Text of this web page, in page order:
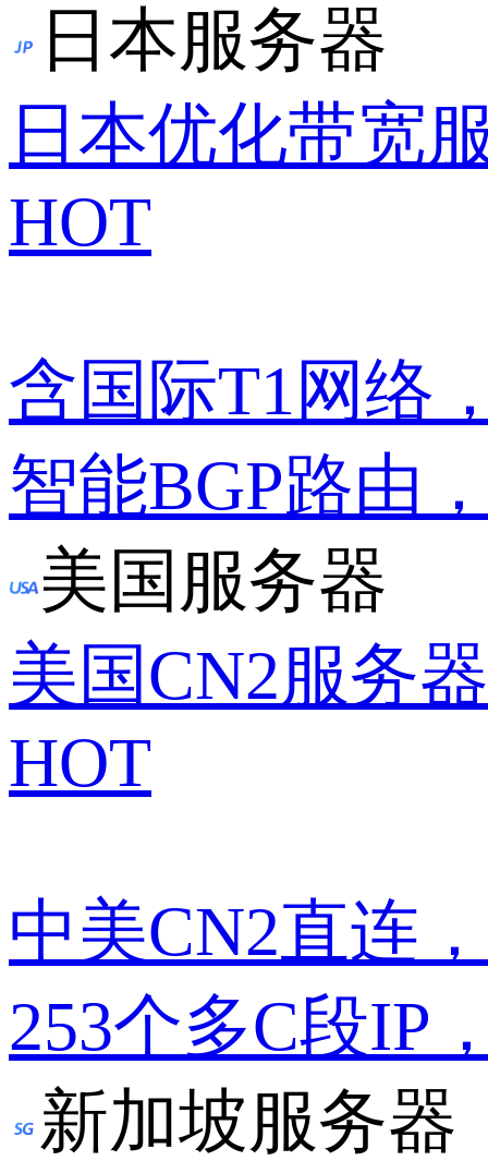
日本服务器
日本优化带宽
HOT
含国际T1网络
智能BGP路由
美国服务器
美国CN2服务器
HOT
中美CN2直连
253个多C段IP
新加坡服务器